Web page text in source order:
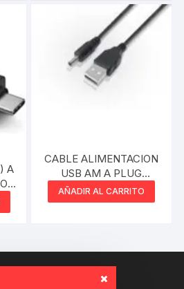
A
CABLE ALIMENTACION
USB AM A PLUG
1.35MM DE 0.80MM
AÑADIR AL CARRITO